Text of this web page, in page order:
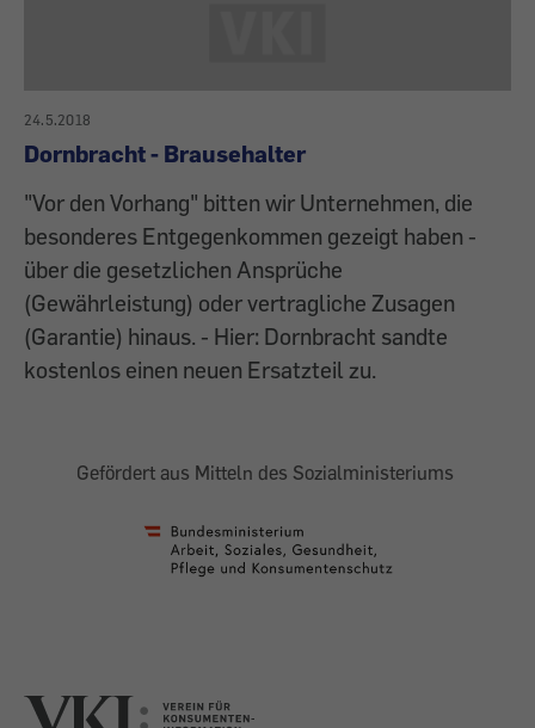
24.5.2018
Dornbracht - Brausehalter
"Vor den Vorhang" bitten wir Unternehmen, die
besonderes Entgegenkommen gezeigt haben -
über die gesetzlichen Ansprüche
(Gewährleistung) oder vertragliche Zusagen
(Garantie) hinaus. - Hier: Dornbracht sandte
kostenlos einen neuen Ersatzteil zu.
Gefördert aus Mitteln des Sozialministeriums